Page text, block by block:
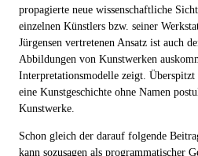
propagierte neue wissenschaftliche
einzelnen Künstlers bzw. seiner
Jürgensen vertretenen Ansatz ist auch
Abbildungen von Kunstwerken
Interpretationsmodelle zeigt.
eine Kunstgeschichte ohne Namen
Kunstwerke.
Schon gleich der darauf folgende
kann sozusagen als programmatischer